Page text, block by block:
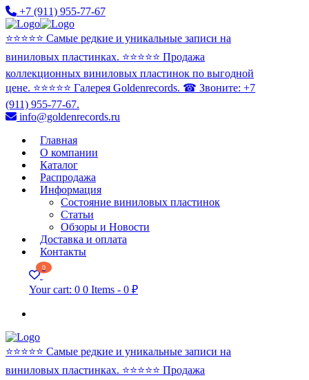
+7 (911) 955-77-67
⭐️⭐️⭐️⭐️⭐️ Самые редкие и уникальные записи на
виниловых пластинках. ⭐️⭐️⭐️⭐️⭐️ Продажа
коллекционных виниловых пластинок по выгодной
цене. ⭐️⭐️⭐️⭐️⭐️ Галерея Goldenrecords. ☎ Звоните: +7
(911) 955-77-67.
info@goldenrecords.ru
Главная
О компании
Каталог
Распродажа
Информация
Состояние виниловых пластинок
Статьи
Обзоры и Новости
Доставка и оплата
Контакты
0
Your cart: 0 0 Items - 0 ₽
⭐️⭐️⭐️⭐️⭐️ Самые редкие и уникальные записи на
виниловых пластинках. ⭐️⭐️⭐️⭐️⭐️ Продажа